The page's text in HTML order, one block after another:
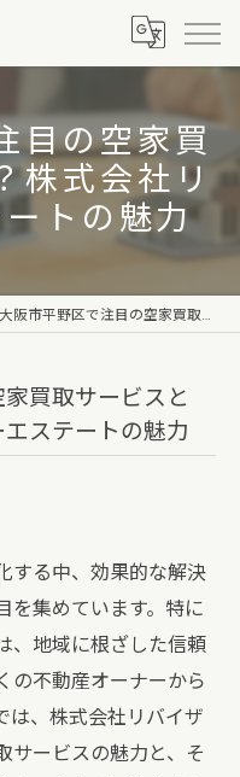
目の空家買
株式会社リ
トの魅力
大阪市平野区で注目の空家買取サービスとは？株式会社リバイザーエステートの魅力
買取サービスと
ステートの魅力
する中、効果的な解決
を集めています。特に
、地域に根ざした信頼
の不動産オーナーから
は、株式会社リバイザ
サービスの魅力と、そ